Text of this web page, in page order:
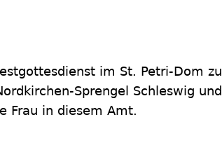
im St. Petri-Dom zu
Sprengel Schleswig und
Frau in diesem Amt.